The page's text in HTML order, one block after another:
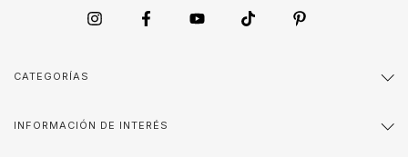
CATEGORÍAS
INFORMACIÓN DE INTERÉS